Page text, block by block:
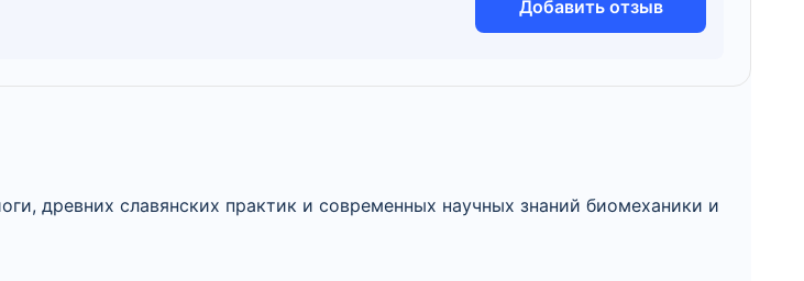
Добавить отзыв
древних славянских практик и современных научных знаний биомеханики и